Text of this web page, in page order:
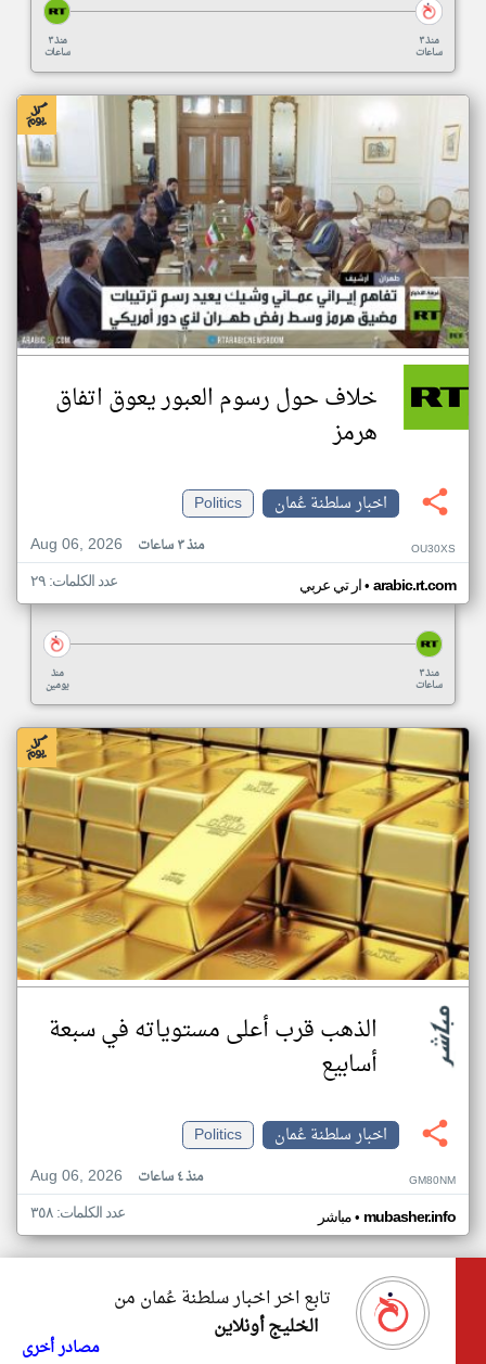
منذ ٣
ساعات
منذ ٣
ساعات
خلاف حول رسوم العبور يعوق اتفاق
هرمز
اخبار سلطنة عُمان
Politics
Aug 06, 2026
منذ ٣ ساعات OU30XS
ار تي عربي• arabic.rt.com عدد الكلمات: ٢٩
منذ
يومين
منذ ٣
ساعات
الذهب قرب أعلى مستوياته في سبعة
أسابيع
اخبار سلطنة عُمان
Politics
Aug 06, 2026
منذ ٤ ساعات GM80NM
مباشر• mubasher.info عدد الكلمات: ٣٥٨
تابع اخر اخبار سلطنة عُمان من
الخليج أونلاين
مصادر أخرى